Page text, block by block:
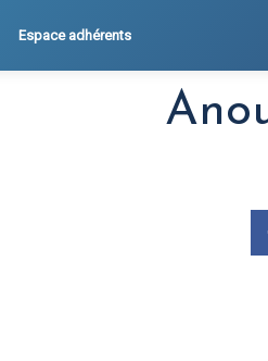
Espace adhérents